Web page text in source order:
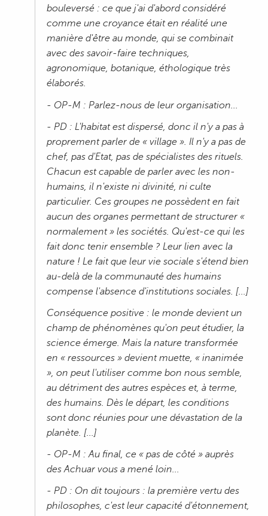
bouleversé : ce que j'ai d'abord considéré
comme une croyance était en réalité une
manière d'être au monde, qui se combinait
avec des savoir-faire techniques,
agronomique, botanique, éthologique très
élaborés.
- OP-M : Parlez-nous de leur organisation...
- PD : L'habitat est dispersé, donc il n'y a pas à
proprement parler de « village ». Il n'y a pas de
chef, pas d'Etat, pas de spécialistes des rituels.
Chacun est capable de parler avec les non-
humains, il n'existe ni divinité, ni culte
particulier. Ces groupes ne possèdent en fait
aucun des organes permettant de structurer «
normalement » les sociétés. Qu'est-ce qui les
fait donc tenir ensemble ? Leur lien avec la
nature ! Le fait que leur vie sociale s'étend bien
au-delà de la communauté des humains
compense l'absence d'institutions sociales. [...]
Conséquence positive : le monde devient un
champ de phénomènes qu'on peut étudier, la
science émerge. Mais la nature transformée
en « ressources » devient muette, « inanimée
», on peut l'utiliser comme bon nous semble,
au détriment des autres espèces et, à terme,
des humains. Dès le départ, les conditions
sont donc réunies pour une dévastation de la
planète. [...]
- OP-M : Au final, ce « pas de côté » auprès
des Achuar vous a mené loin...
- PD : On dit toujours : la première vertu des
philosophes, c'est leur capacité d'étonnement,